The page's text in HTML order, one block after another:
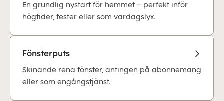
En grundlig nystart för hemmet – perfekt inför
högtider, fester eller som vardagslyx.
Fönsterputs
Skinande rena fönster, antingen på abonnemang
eller som engångstjänst.